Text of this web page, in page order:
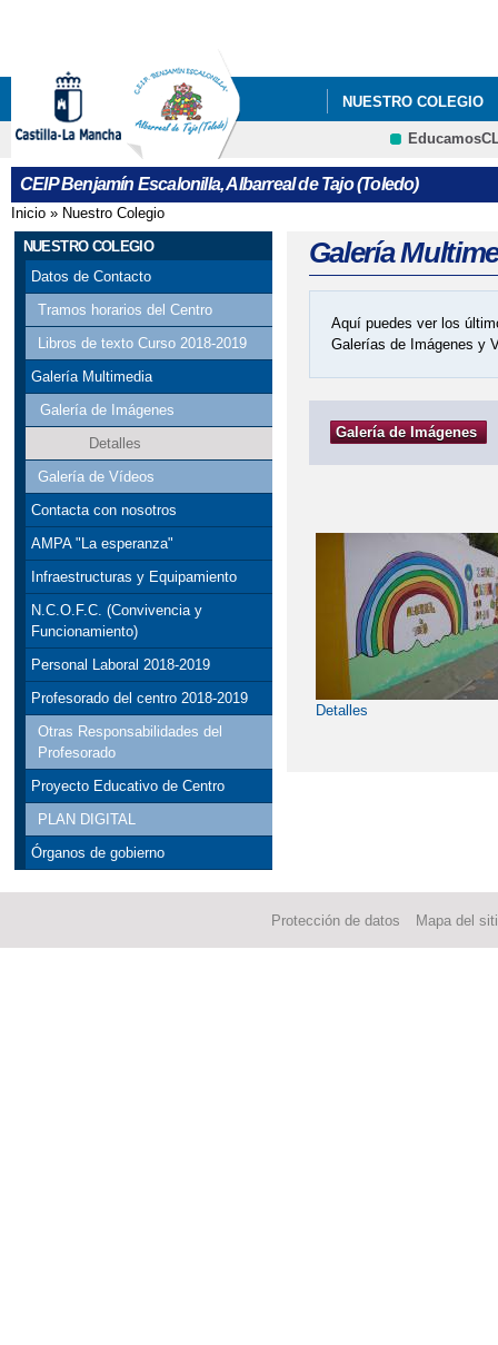
NUESTRO COLEGIO
CRFP
CEIP Benjamín Escalonilla, Albarreal de Tajo (Toledo)
Se encuentra usted aquí
Inicio » Nuestro Colegio
NUESTRO COLEGIO
Datos de Contacto
Tramos horarios del Centro
Libros de texto Curso 2018-2019
Galería Multimedia
Galería de Imágenes
Detalles
Galería de Vídeos
Contacta con nosotros
AMPA "La esperanza"
Infraestructuras y Equipamiento
N.C.O.F.C. (Convivencia y
Funcionamiento)
Personal Laboral 2018-2019
Profesorado del centro 2018-2019
Otras Responsabilidades del
Profesorado
Proyecto Educativo de Centro
PLAN DIGITAL
Órganos de gobierno
Galería
Aquí puedes ver los
Galerías de Imágenes y
Galería de Imágenes
Detalles
Protección de datos Mapa del